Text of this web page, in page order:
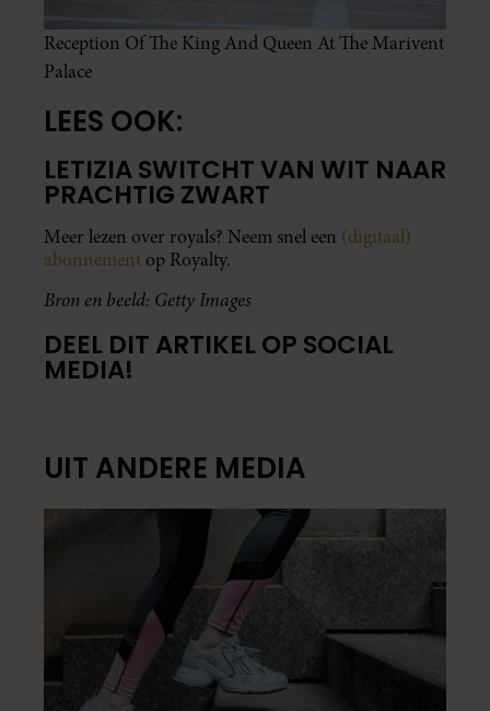
Reception Of The King And Queen At The Marivent
Palace
LEES OOK:
LETIZIA SWITCHT VAN WIT NAAR
PRACHTIG ZWART
Meer lezen over royals? Neem snel een (digitaal)
abonnement op Royalty.
Bron en beeld: Getty Images
DEEL DIT ARTIKEL OP SOCIAL
MEDIA!
UIT ANDERE MEDIA